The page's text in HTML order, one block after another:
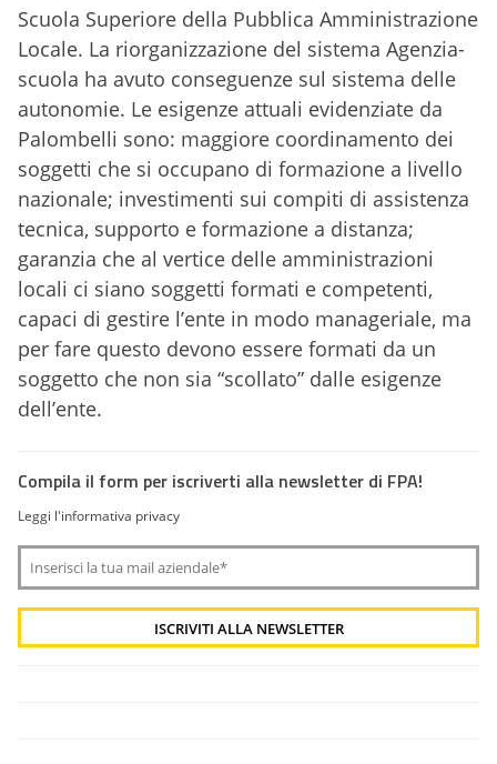
Scuola Superiore della Pubblica Amministrazione
Locale. La riorganizzazione del sistema Agenzia-
scuola ha avuto conseguenze sul sistema delle
autonomie. Le esigenze attuali evidenziate da
Palombelli sono: maggiore coordinamento dei
soggetti che si occupano di formazione a livello
nazionale; investimenti sui compiti di assistenza
tecnica, supporto e formazione a distanza;
garanzia che al vertice delle amministrazioni
locali ci siano soggetti formati e competenti,
capaci di gestire l’ente in modo manageriale, ma
per fare questo devono essere formati da un
soggetto che non sia “scollato” dalle esigenze
dell’ente.
Compila il form per iscriverti alla newsletter di FPA!
Leggi l'informativa privacy